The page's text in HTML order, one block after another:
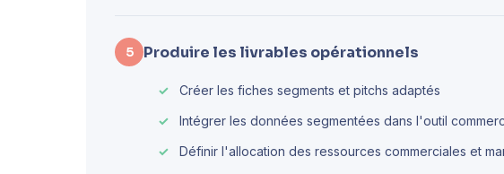
5 Produire les livrables opérationnels
Créer les fiches segments et pitchs adaptés
Intégrer les données segmentées dans l'outil
Définir l'allocation des ressources commerciales et